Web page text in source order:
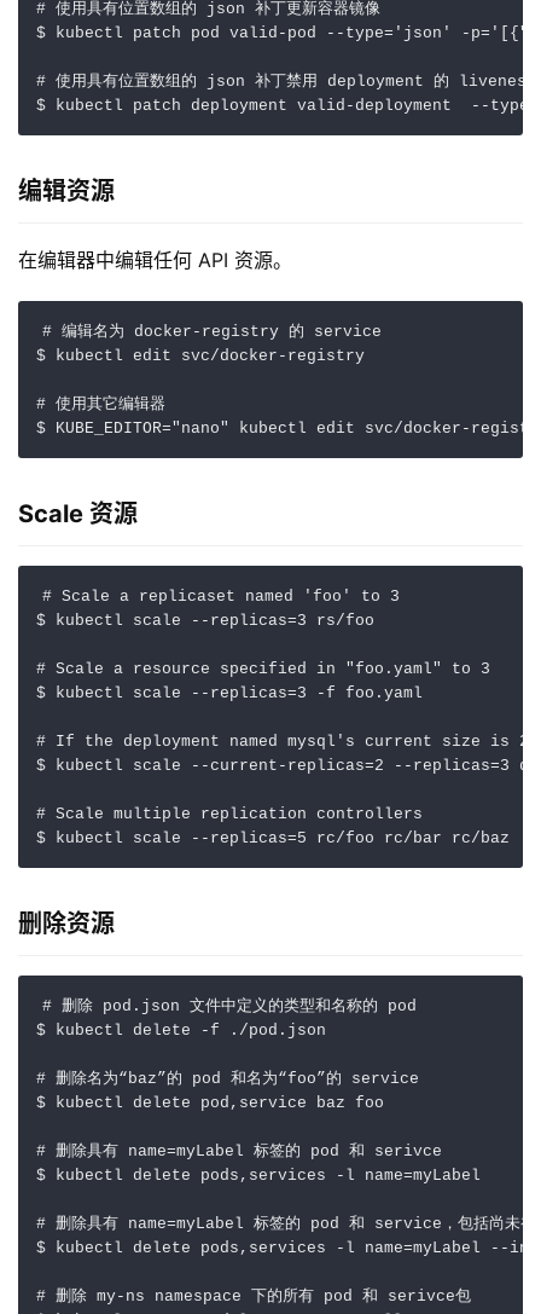
# 使用具有位置数组的 json 补丁更新容器镜像
$ kubectl patch pod valid-pod --type= 'json' -p=
# 使用具有位置数组的 json 补丁禁用 deployment 的
$ kubectl patch deployment valid-deployment  --
编辑资源
在编辑器中编辑任何 API 资源。
# 编辑名为 docker-registry 的 service
$ kubectl edit svc/docker-registry
# 使用其它编辑器
$ KUBE_EDITOR= "nano" kubectl edit svc/docker-
Scale 资源
# Scale a replicaset named 'foo' to 3
$ kubectl scale --replicas=3 rs/foo
# Scale a resource specified in "foo.yaml" to 3
$ kubectl scale --replicas=3 -f foo.yaml
# If the deployment named mysql's current size is
$ kubectl scale --current-replicas=2 --replicas=3
# Scale multiple replication controllers
$ kubectl scale --replicas=5 rc/foo rc/
删除资源
# 删除 pod.json 文件中定义的类型和名称的 pod
$ kubectl delete -f ./pod.json
# 删除名为“baz”的 pod 和名为“foo”的 service
$ kubectl delete pod,service baz foo
# 删除具有 name=myLabel 标签的 pod 和 serivce
$ kubectl delete pods,services -l name=
# 删除具有 name=myLabel 标签的 pod 和 service，包括尚未初
$ kubectl delete pods,services -l name=myLabel --
# 删除 my-ns namespace 下的所有 pod 和 serivce包